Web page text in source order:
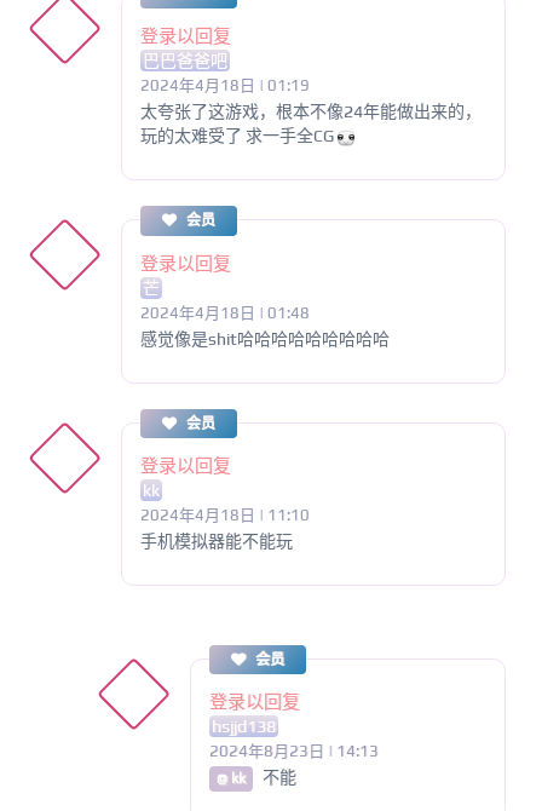
登录以回复
巴巴爸爸吧
2024年4月18日 | 01:19
太夸张了这游戏，根本不像24年能做出来的，
玩的太难受了 求一手全CG
会员
登录以回复
芒
2024年4月18日 | 01:48
感觉像是shit哈哈哈哈哈哈哈哈哈
会员
登录以回复
kk
2024年4月18日 | 11:10
手机模拟器能不能玩
会员
登录以回复
hsjjd138
2024年8月23日 | 14:13
@ kk 不能